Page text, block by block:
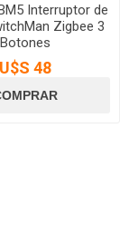
Interruptor de
Zigbee 3
Botones
U$S 48